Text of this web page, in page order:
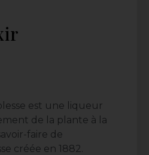
est une liqueur
de la plante à la
faire de
créée en 1882.